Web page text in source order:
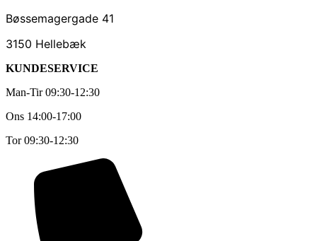
Bøssemagergade 41
3150 Hellebæk
KUNDESERVICE
Man-Tir 09:30-12:30
Ons 14:00-17:00
Tor 09:30-12:30